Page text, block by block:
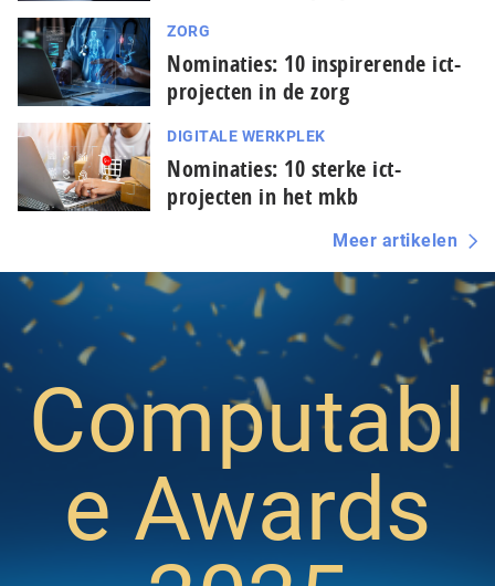
ZORG
Nominaties: 10 in­spi­re­ren­de ict-
projecten in de zorg
DIGITALE WERKPLEK
Nominaties: 10 sterke ict-
projecten in het mkb
Meer artikelen
Computabl
e Awards